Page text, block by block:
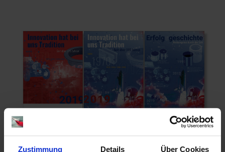
Zustimmung Details Über Cookies